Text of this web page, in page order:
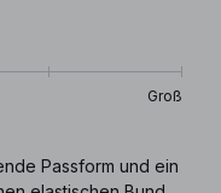
Groß
Passform und ein